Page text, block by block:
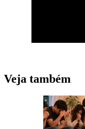
Veja também